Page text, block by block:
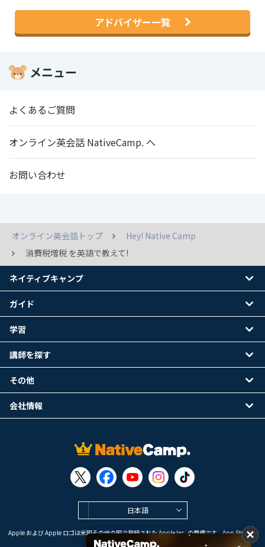
アドバイザー一覧
メニュー
よくあるご質問
オンライン英会話 NativeCamp. へ
お問い合わせ
オンライン英会話トップ
Hey! Native Camp
消費税増税 を英語で教えて!
日本語
Apple および Apple ロゴは米国その他の国で登録された Apple Inc. の商標です。App Store は
Apple Inc. のサービスマークです。
ネイティブキャンプ
ガイド
学習
講師を探す
その他
会社情報